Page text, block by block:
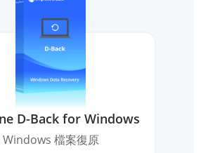
D-Back for Windows
Windows 檔案復原